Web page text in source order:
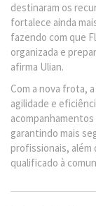
destinaram os
fortalece ainda
fazendo com que
organizada e
afirma Ulian.
Com a nova frota,
agilidade e
garantindo mais
profissionais, além
qualificado à